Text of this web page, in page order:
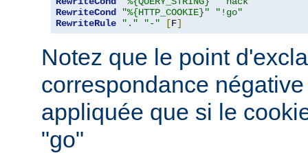
RewriteCond
"%{HTTP_COOKIE}"
"!go"
RewriteRule
"." "-" [F]
Notez que le point
correspondance
appliquée que si le
"go"